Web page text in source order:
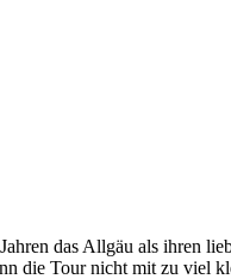
das Allgäu als ihren
die Tour nicht mit zu